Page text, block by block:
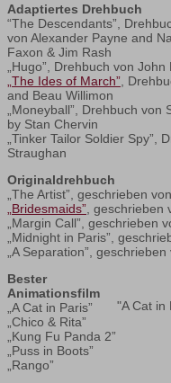
Adaptiertes Drehbuch
“The Descendants”,
von Alexander Payne and
Faxon & Jim Rash
„Hugo”, Drehbuch von John
„The Ides of March” ,
and Beau Willimon
„Moneyball”, Drehbuch
by Stan Chervin
„Tinker Tailor Soldier Spy”,
Straughan
Originaldrehbuch
„The Artist”, geschrieben
„Bridesmaids” ,
„Margin Call”, geschrieben
„Midnight in Paris”,
„A Separation”,
"A Cat in
Bester
Animationsfilm
„A Cat in Paris”
„Chico & Rita”
„Kung Fu Panda 2”
„Puss in Boots”
„Rango”